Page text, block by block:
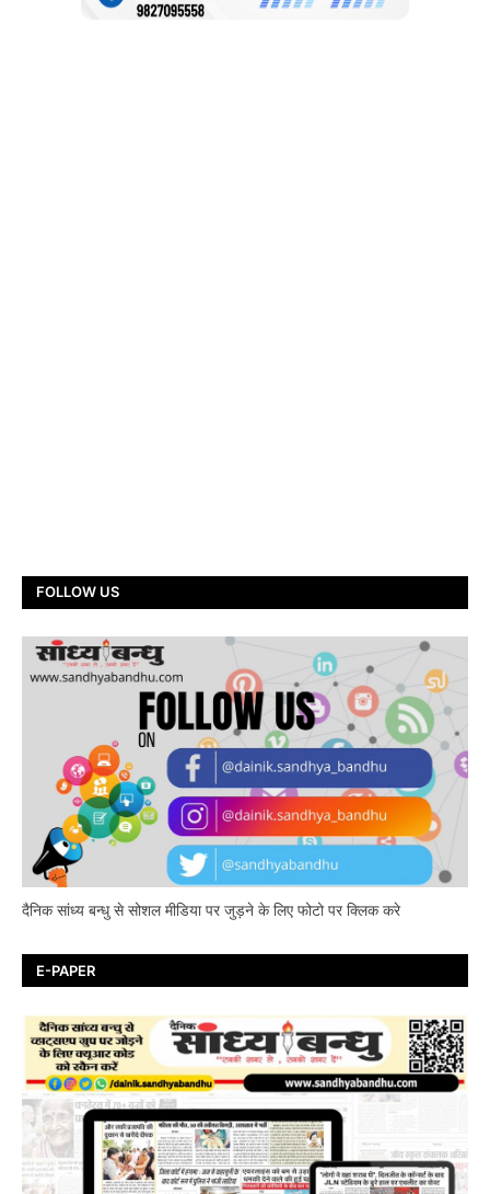
FOLLOW US
दैनिक सांध्य बन्धु से सोशल मीडिया पर जुड़ने के लिए फोटो पर क्लिक करे
E-PAPER